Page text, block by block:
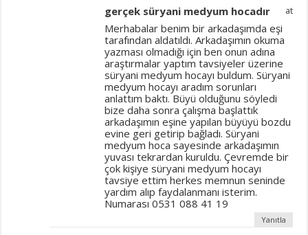
gerçek süryani medyum hocadır at
Merhabalar benim bir arkadaşımda eşi
tarafından aldatıldı. Arkadaşımın okuma
yazması olmadığı için ben onun adına
araştırmalar yaptım tavsiyeler üzerine
süryani medyum hocayı buldum. Süryani
medyum hocayı aradım sorunları
anlattım baktı. Büyü olduğunu söyledi
bize daha sonra çalışma başlattık
arkadaşımın eşine yapılan büyüyü bozdu
evine geri getirip bağladı. Süryani
medyum hoca sayesinde arkadaşımın
yuvası tekrardan kuruldu. Çevremde bir
çok kişiye süryani medyum hocayı
tavsiye ettim herkes memnun seninde
yardım alıp faydalanmanı isterim.
Numarası 0531 088 41 19
Yanıtla